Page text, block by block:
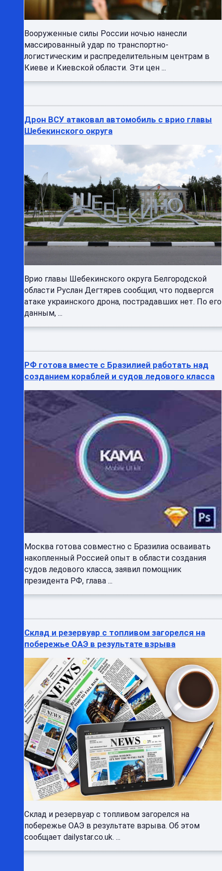
Вооруженные силы России ночью нанесли
массированный удар по транспортно-
логистическим и распределительным центрам в
Киеве и Киевской области. Эти цен ...
Дрон ВСУ атаковал автомобиль с врио главы
Шебекинского округа
Врио главы Шебекинского округа Белгородской
области Руслан Дегтярев сообщил, что подвергся
атаке украинского дрона, пострадавших нет. По его
данным, ...
РФ готова вместе с Бразилией работать над
созданием кораблей и судов ледового класса
Москва готова совместно с Бразилиа осваивать
накопленный Россией опыт в области создания
судов ледового класса, заявил помощник
президента РФ, глава ...
Склад и резервуар с топливом загорелся на
побережье ОАЭ в результате взрыва
Склад и резервуар с топливом загорелся на
побережье ОАЭ в результате взрыва. Об этом
сообщает dailystar.co.uk. ...